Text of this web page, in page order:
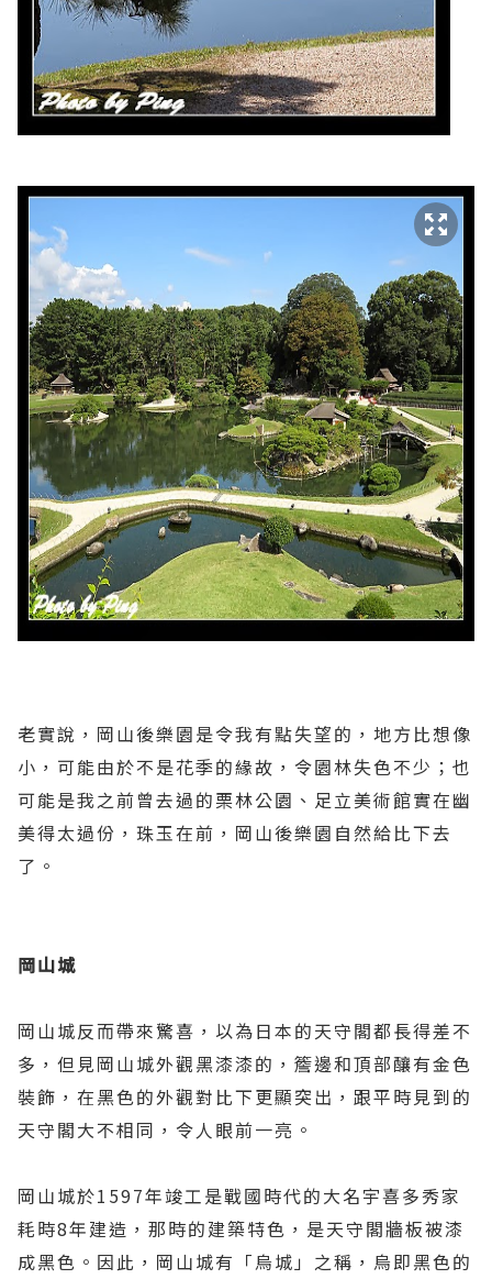
老實說，岡山後樂園是令我有點失望的，地方比想像
小，可能由於不是花季的緣故，令園林失色不少；也
可能是我之前曾去過的栗林公園、足立美術館實在幽
美得太過份，珠玉在前，岡山後樂園自然給比下去
了。
岡山城
岡山城反而帶來驚喜，以為日本的天守閣都長得差不
多，但見岡山城外觀黑漆漆的，簷邊和頂部釀有金色
裝飾，在黑色的外觀對比下更顯突出，跟平時見到的
天守閣大不相同，令人眼前一亮。
岡山城於1597年竣工是戰國時代的大名宇喜多秀家
耗時8年建造，那時的建築特色，是天守閣牆板被漆
成黑色。因此，岡山城有「烏城」之稱，烏即黑色的